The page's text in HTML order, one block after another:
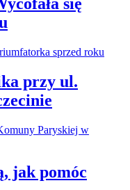
się
przy ul.
jak pomóc